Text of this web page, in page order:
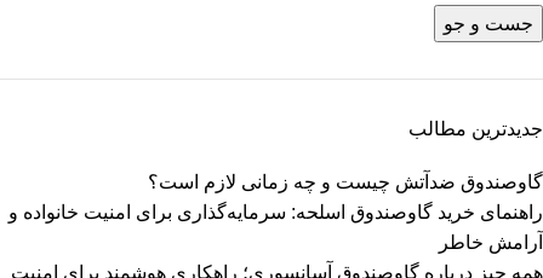
جست و جو
جدیدترین مطالب
گاوصندوق ضدآتش چیست و چه زمانی لازم است؟
راهنمای خرید گاوصندوق اسلحه: سرمایه‌گذاری برای امنیت خانواده و
آرامش خاطر
همه چیز درباره گاوصندوق آسانسوری؛ راهکاری هوشمند برای امنیت